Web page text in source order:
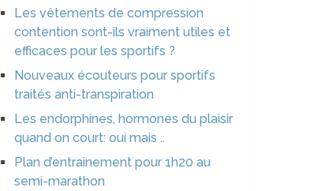
Les vêtements de compression
contention sont-ils vraiment utiles et
efficaces pour les sportifs ?
Nouveaux écouteurs pour sportifs
traités anti-transpiration
Les endorphines, hormones du plaisir
quand on court: oui mais ..
Plan d’entrainement pour 1h20 au
semi-marathon